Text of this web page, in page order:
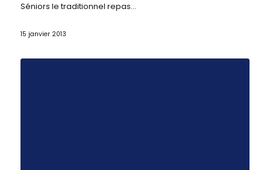
Séniors le traditionnel repas…
15 janvier 2013